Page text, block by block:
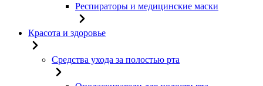
Респираторы и медицинские маски
Красота и здоровье
Средства ухода за полостью рта